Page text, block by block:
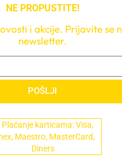
NE PROPUSTITE!
i akcije. Prijavite se
newsletter.
POŠLJI